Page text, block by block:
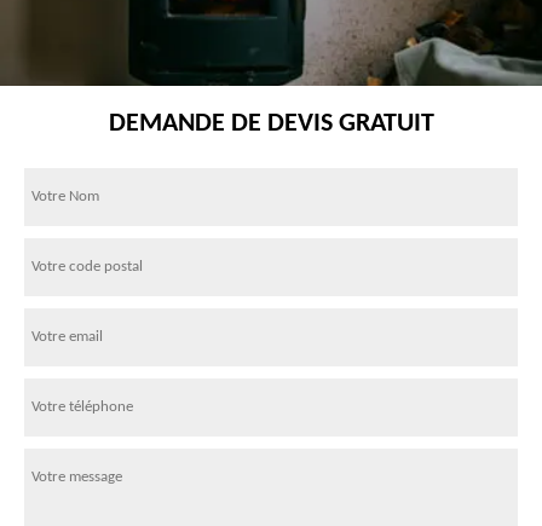
DEMANDE DE DEVIS GRATUIT